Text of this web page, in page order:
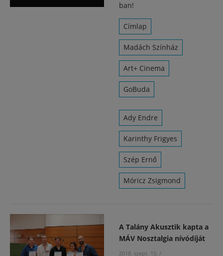
ban!
Címlap
Madách Színház
Art+ Cinema
GoBuda
Ady Endre
Karinthy Frigyes
Szép Ernő
Móricz Zsigmond
A Talány Akusztik kapta a
MÁV Nosztalgia nívódíját
2018. szept. 15. /